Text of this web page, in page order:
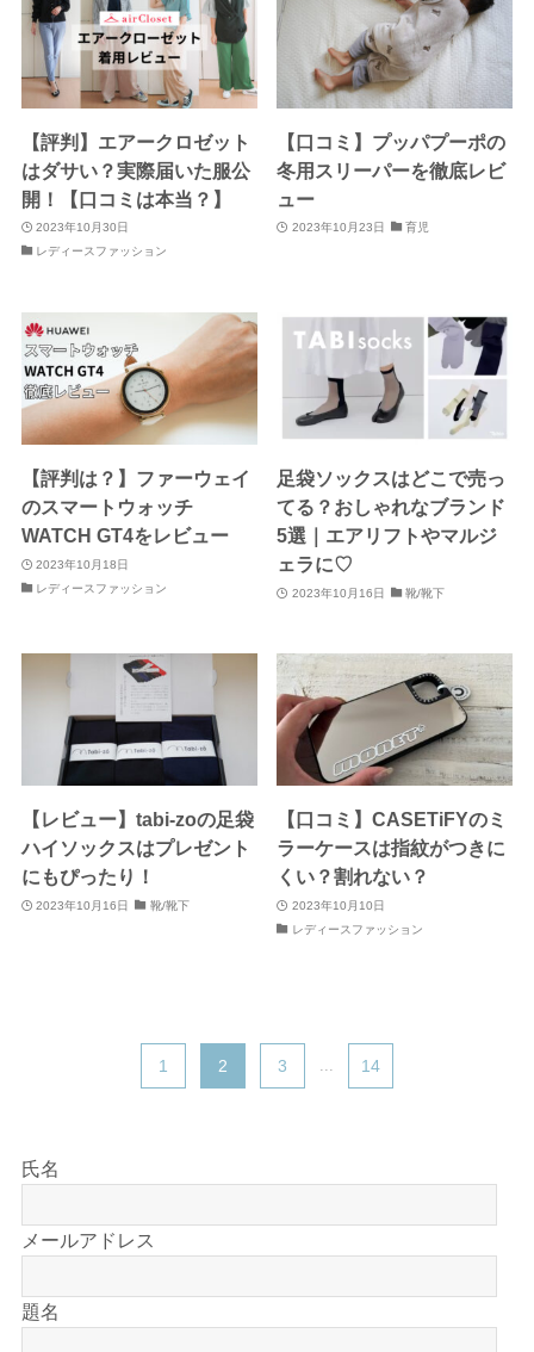
【評判】エアークロゼット
はダサい？実際届いた服公
開！【口コミは本当？】
2023年10月30日
レディースファッション
【口コミ】プッパプーポの
冬用スリーパーを徹底レビ
ュー
2023年10月23日 育児
【評判は？】ファーウェイ
のスマートウォッチ
WATCH GT4をレビュー
2023年10月18日
レディースファッション
足袋ソックスはどこで売っ
てる？おしゃれなブランド
5選｜エアリフトやマルジ
ェラに♡
2023年10月16日 靴/靴下
【レビュー】tabi-zoの足袋
ハイソックスはプレゼント
にもぴったり！
2023年10月16日 靴/靴下
【口コミ】CASETiFYのミ
ラーケースは指紋がつきに
くい？割れない？
2023年10月10日
レディースファッション
1 2 3 ... 14
氏名
メールアドレス
題名